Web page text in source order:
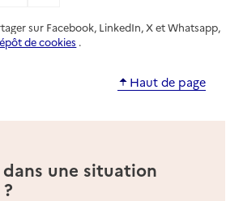
sur Facebook, LinkedIn, X et Whatsapp,
de cookies .
Haut de page
une situation